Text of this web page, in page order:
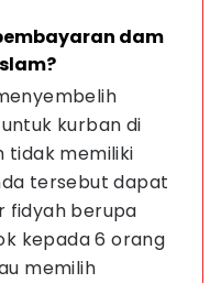
dam
kurban di
tidak memiliki
tersebut dapat
fidyah berupa
kepada 6 orang
memilih